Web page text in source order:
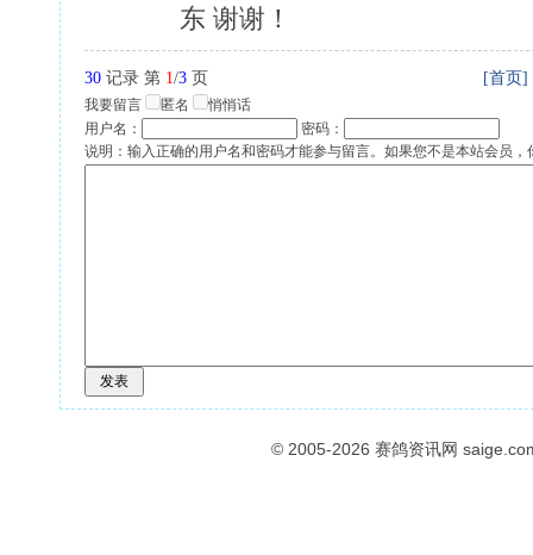
东 谢谢！
30 记录 第 1/3 页 [首页]
我要留言 匿名
悄悄话
用户名：
密码：
说明：输入正确的用户名和密码才能参与留言。如果您不是本站会员
© 2005-2026 赛鸽资讯网